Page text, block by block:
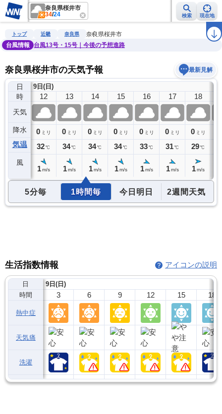
奈良県桜井市
34/24 検索 現在地
雨雲レーダー 台風情報 地震情報 ラ
トップ 近畿 奈良県
奈良県桜井市
台風情報
台風13号・15号｜今後の予想進路
奈良県桜井市の天気予報 最新見解
日
時
天気
降水
気温
風
9日(日)
11
0ミリ
31℃
12
0 ミリ
32℃
1 m/s
13
0 ミリ
34℃
1 m/s
14
0 ミリ
34℃
1 m/s
15
0 ミリ
34℃
1 m/s
16
0 ミリ
33℃
1 m/s
17
0 ミリ
31℃
1 m/s
18
0 ミリ
29℃
1 m/s
5分毎 1時間毎 今日明日 2週間天気
生活指数情報 アイコンの説明
日
時間
熱中症
天気痛
洗濯
9日(日)
3 6 9 12 15 18